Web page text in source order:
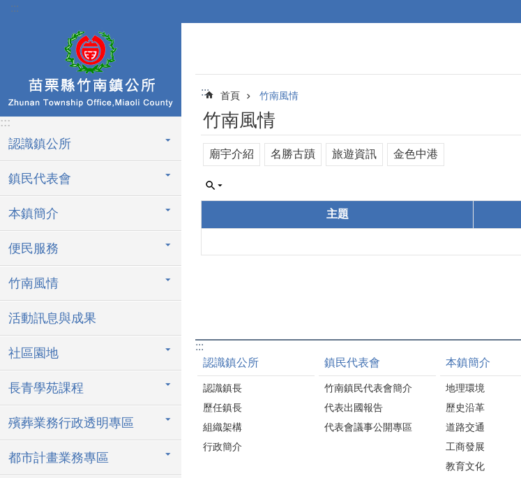
跳到主要內容區塊
:::
:::
認識鎮公所
鎮民代表會
本鎮簡介
便民服務
竹南風情
活動訊息與成果
社區園地
長青學苑課程
殯葬業務行政透明專區
都市計畫業務專區
::: 首頁 竹南風情
竹南風情
廟宇介紹 名勝古蹟 旅遊資訊 金色中港
主題
:::
認識鎮公所
認識鎮長
歷任鎮長
組織架構
行政簡介
鎮民代表會
竹南鎮民代表會簡介
代表出國報告
代表會議事公開專區
本鎮簡介
地理環境
歷史沿革
道路交通
工商發展
教育文化